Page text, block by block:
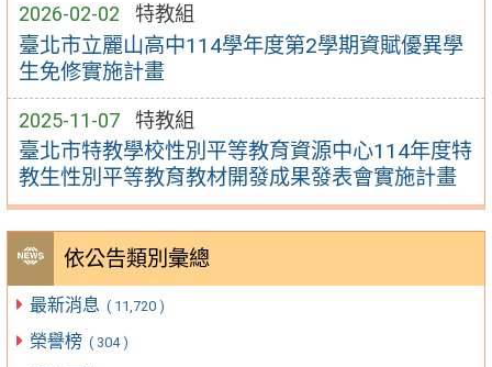
2026-02-02 特教組
臺北市立麗山高中114學年度第2學期資賦優異學
生免修實施計畫
2025-11-07 特教組
臺北市特教學校性別平等教育資源中心114年度特
教生性別平等教育教材開發成果發表會實施計畫
依公告類別彙總
最新消息 ( 11,720 )
榮譽榜 ( 304 )